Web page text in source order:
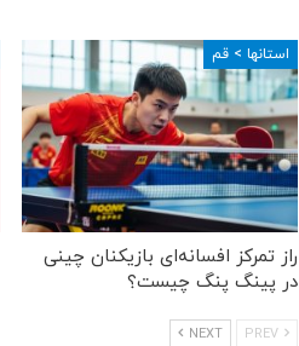
استانها > قم
راز تمرکز افسانه‌ای بازیکنان چینی
در پینگ پنگ چیست؟
NEXT